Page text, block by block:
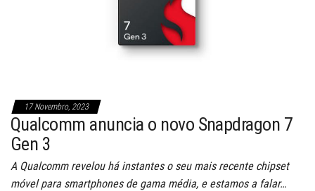
17 Novembro, 2023
Qualcomm anuncia o novo Snapdragon 7
Gen 3
A Qualcomm revelou há instantes o seu mais recente chipset
móvel para smartphones de gama média, e estamos a falar…